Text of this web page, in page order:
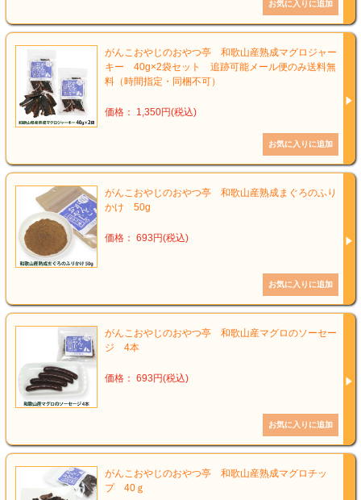
がんこおやじのおやつ亭 和歌山産熟成マグロジャー
キー 40g×2袋セット 追跡可能メール便のみ送料無
料（時間指定・同梱不可）
価格： 1,350円(税込)
がんこおやじのおやつ亭 和歌山産熟成まぐろのふり
かけ 50g
価格： 693円(税込)
がんこおやじのおやつ亭 和歌山産マグロのソーセー
ジ 4本
価格： 693円(税込)
がんこおやじのおやつ亭 和歌山産熟成マグロチッ
プ 40ｇ